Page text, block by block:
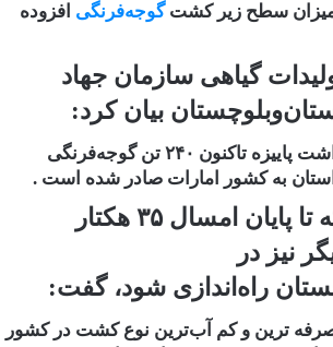
میزان سطح زیر کشتگوجه‌فرنگی افزوده
گیاهی سازمان جهاد
بیان کرد:
از ابتدای فصل برداشت پاییزه تاکنون ٢۴٠ تن گوجه‌فرنگی
استان به کشور امارات صادر شده است .
وی با بیان اینکه تا پایان امسال ٣۵ هکتار
نیز در
راه‌اندازی شود، گفت:
ترین و کم آب‌ترین نوع کشت در کشور